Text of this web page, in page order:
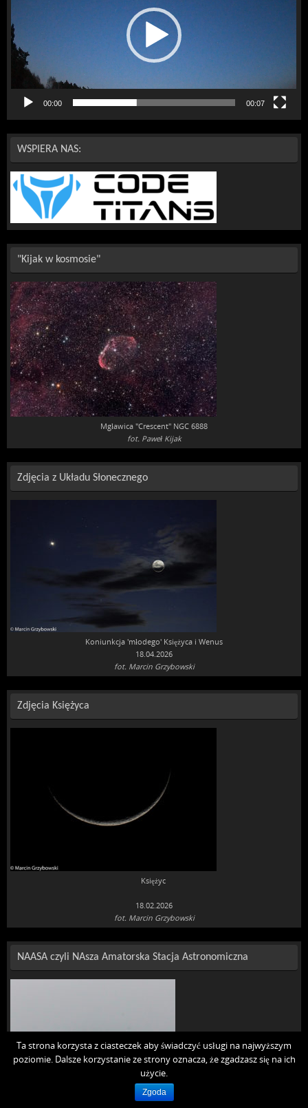
00:00 00:07
WSPIERA NAS:
"Kijak w kosmosie"
Mgławica "Crescent" NGC 6888
fot. Paweł Kijak
Zdjęcia z Układu Słonecznego
Koniunkcja 'młodego' Księżyca i Wenus
18.04.2026
fot. Marcin Grzybowski
Zdjęcia Księżyca
Księżyc
18.02.2026
fot. Marcin Grzybowski
NAASA czyli NAsza Amatorska Stacja Astronomiczna
Ta strona korzysta z ciasteczek aby świadczyć usługi na najwyższym
poziomie. Dalsze korzystanie ze strony oznacza, że zgadzasz się na ich
użycie.
Zgoda